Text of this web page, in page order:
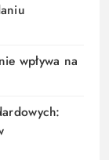
wpływa na